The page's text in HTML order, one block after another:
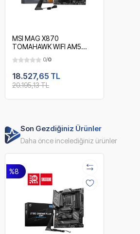
MSI MAG X870
TOMAHAWK WIFI AM5
4x M.2 HDMI 5G LAN WIFI 7
RGB ATX
0/0
18.527,65 TL
20.195,13 TL
Son Gezdiğiniz Ürünler
Daha önce incelediğiniz ürünler
%8